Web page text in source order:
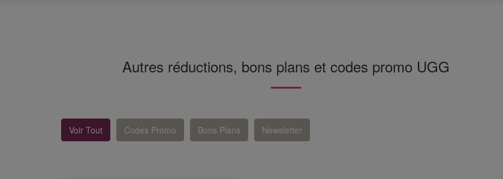
Autres réductions, bons plans et codes promo UGG
Voir Tout Codes Promo Bons Plans Newsletter